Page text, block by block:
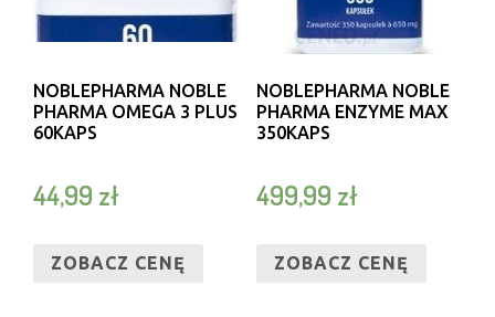
NOBLEPHARMA NOBLE
PHARMA OMEGA 3 PLUS
60KAPS
44,99 zł
ZOBACZ CENĘ
NOBLEPHARMA NOBLE
PHARMA ENZYME MAX
350KAPS
499,99 zł
ZOBACZ CENĘ